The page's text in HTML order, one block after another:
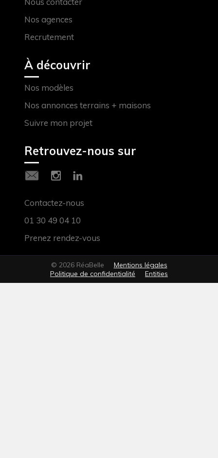
Nos agences
Recrutement
À découvrir
Nos modèles
Nos annonces terrains + maisons
Suivre mon projet
Retrouvez-nous sur
Contactez-nous
01 30 49 04 10
Prenez rendez-vous
© 2026 RéaBelle
Mentions légales
Politique de confidentialité
Entities